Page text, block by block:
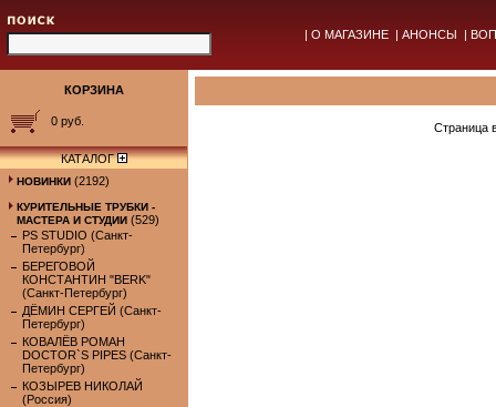
| О МАГАЗИНЕ | АНОНСЫ |
КОРЗИНА
0 руб.
КАТАЛОГ
НОВИНКИ (2192)
КУРИТЕЛЬНЫЕ ТРУБКИ -
МАСТЕРА И СТУДИИ (529)
PS STUDIO (Санкт-
Петербург)
БЕРЕГОВОЙ
КОНСТАНТИН "BERK"
(Санкт-Петербург)
ДЁМИН СЕРГЕЙ (Санкт-
Петербург)
КОВАЛЁВ РОМАН
DOCTOR`S PIPES (Санкт-
Петербург)
КОЗЫРЕВ НИКОЛАЙ
(Россия)
Страница